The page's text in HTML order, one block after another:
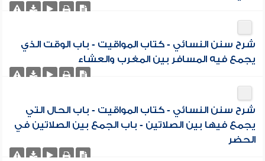
شرح سنن النسائي - كتاب المواقيت - باب الوقت الذي
يجمع فيه المسافر بين المغرب والعشاء
شرح سنن النسائي - كتاب المواقيت - باب الحال التي
يجمع فيها بين الصلاتين - باب الجمع بين الصلاتين في
الحضر